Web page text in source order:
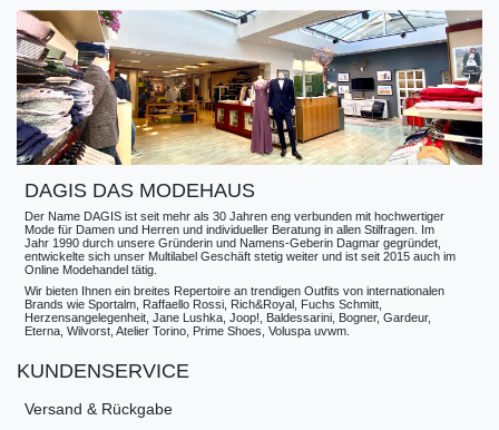
DAGIS DAS MODEHAUS
Der Name DAGIS ist seit mehr als 30 Jahren eng verbunden mit hochwertiger
Mode für Damen und Herren und individueller Beratung in allen Stilfragen. Im
Jahr 1990 durch unsere Gründerin und Namens-Geberin Dagmar gegründet,
entwickelte sich unser Multilabel Geschäft stetig weiter und ist seit 2015 auch im
Online Modehandel tätig.
Wir bieten Ihnen ein breites Repertoire an trendigen Outfits von internationalen
Brands wie Sportalm, Raffaello Rossi, Rich&Royal, Fuchs Schmitt,
Herzensangelegenheit, Jane Lushka, Joop!, Baldessarini, Bogner, Gardeur,
Eterna, Wilvorst, Atelier Torino, Prime Shoes, Voluspa uvwm.
KUNDENSERVICE
Versand & Rückgabe